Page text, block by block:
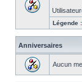
Légende
Anniversaires
Aucun